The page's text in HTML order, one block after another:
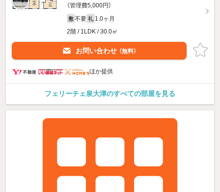
（管理費5,000円）
敷 不要 礼 1.0ヶ月
2階 / 1LDK / 30.0㎡
お問い合わせ （無料）
ほか提供
フェリーチェ泉大津のすべての部屋を見る